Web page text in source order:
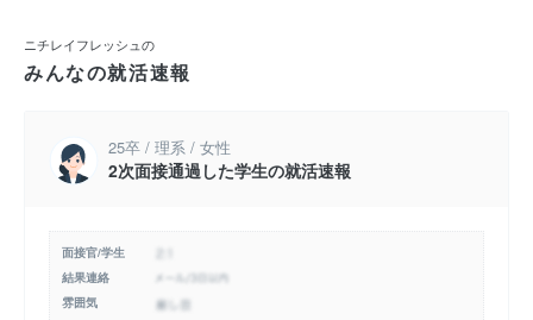
ニチレイフレッシュの
みんなの就活速報
25卒 / 理系 / 女性
2次面接通過した学生の就活速報
面接官/学生
結果連絡
雰囲気